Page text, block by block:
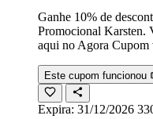
Ganhe 10% de
Promocional Karsten.
aqui no Agora Cupom
Este cupom funcionou
Expira: 31/12/2026